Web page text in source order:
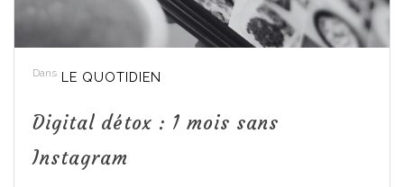
Dans LE QUOTIDIEN
Digital détox : 1 mois sans
Instagram